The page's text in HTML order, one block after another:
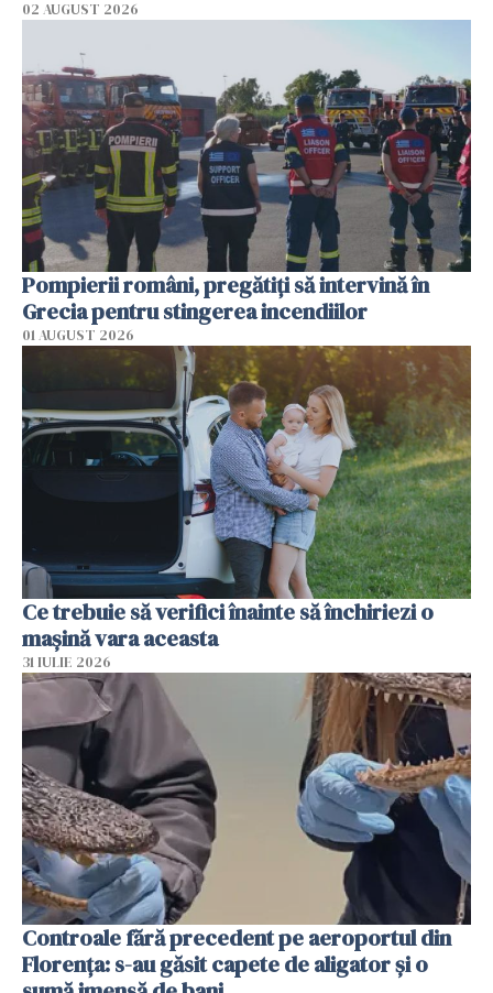
02 AUGUST 2026
Pompierii români, pregătiţi să intervină în
Grecia pentru stingerea incendiilor
01 AUGUST 2026
Ce trebuie să verifici înainte să închiriezi o
mașină vara aceasta
31 IULIE 2026
Controale fără precedent pe aeroportul din
Florența: s-au găsit capete de aligator și o